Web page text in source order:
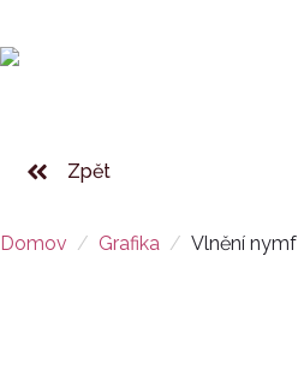
Zpět
Domov Grafika Vlnění nymf